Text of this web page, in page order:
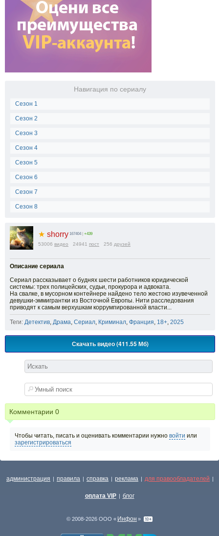
Навигация по сериалу
Сезон 1
Сезон 2
Сезон 3
Сезон 4
Сезон 5
Сезон 6
Сезон 7
Сезон 8
★ shorry 167404 +439
53006 видео 24941 пост 256 друзей
Описание сериала
Сериал рассказывает о буднях шести работников юридической
системы: трех полицейских, судьи, прокурора и адвоката.
На свалке, в мусорном контейнере найдено тело жестоко изувеченной
девушки-эммигрантки из Восточной Европы. Нити расследования
приводят к самым верхушкам коррумпированной власти...
Теги: Детектив, Драма, Сериал, Криминал, Франция, 18+, 2025
Скачать видео (411.55 Мб)
Комментарии 0
Чтобы читать, писать и оценивать комментарии нужно войти или
зарегистрироваться
администрация | правила | справка | реклама | для правообладателей |
оплата VIP | блог
© 2008-2026 ООО « Инфон »